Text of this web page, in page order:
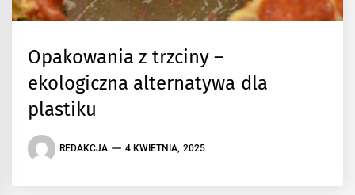
Opakowania z trzciny –
ekologiczna alternatywa dla
plastiku
REDAKCJA 4 KWIETNIA, 2025